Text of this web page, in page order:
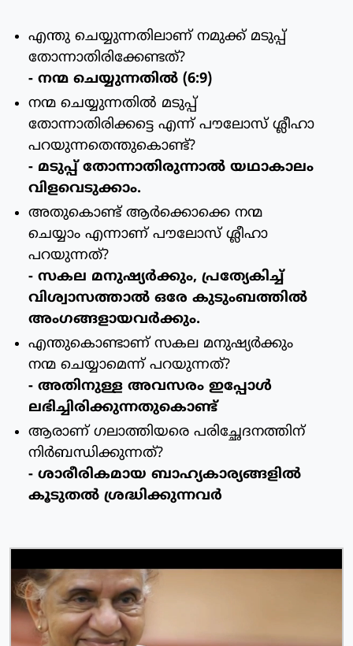
എന്തു ചെയ്യുന്നതിലാണ് നമുക്ക് മടുപ്പ്
തോന്നാതിരിക്കേണ്ടത്?
- നന്മ ചെയ്യുന്നതില്‍ (6:9)
നന്മ ചെയ്യുന്നതില്‍ മടുപ്പ്
തോന്നാതിരിക്കട്ടെ എന്ന് പൗലോസ് ശ്ലീഹാ
പറയുന്നതെന്തുകൊണ്ട്?
- മടുപ്പ് തോന്നാതിരുന്നാല്‍ യഥാകാലം
വിളവെടുക്കാം.
അതുകൊണ്ട് ആര്‍ക്കൊക്കെ നന്മ
ചെയ്യാം എന്നാണ് പൗലോസ് ശ്ലീഹാ
പറയുന്നത്?
- സകല മനുഷ്യര്‍ക്കും, പ്രത്യേകിച്ച്
വിശ്വാസത്താല്‍ ഒരേ കുടുംബത്തില്‍
അംഗങ്ങളായവര്‍ക്കും.
എന്തുകൊണ്ടാണ് സകല മനുഷ്യര്‍ക്കും
നന്മ ചെയ്യാമെന്ന് പറയുന്നത്?
- അതിനുള്ള അവസരം ഇപ്പോള്‍
ലഭിച്ചിരിക്കുന്നതുകൊണ്ട്
ആരാണ് ഗലാത്തിയരെ പരിച്ഛേദനത്തിന്
നിര്‍ബന്ധിക്കുന്നത്?
- ശാരീരികമായ ബാഹ്യകാര്യങ്ങളില്‍
കൂടുതല്‍ ശ്രദ്ധിക്കുന്നവര്‍